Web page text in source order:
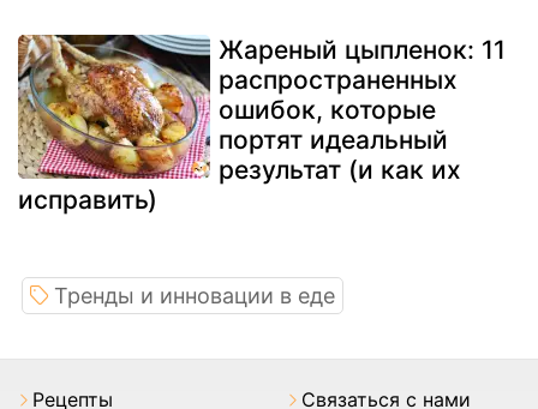
Жареный цыпленок: 11
распространенных
ошибок, которые
портят идеальный
результат (и как их
исправить)
Тренды и инновации в еде
Pецепты Связаться с нами